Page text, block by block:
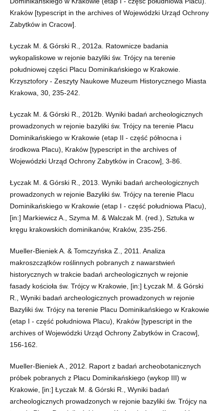
Kraków [typescript in the archives of Wojewódzki Urząd Ochrony
Zabytków in Cracow].
Łyczak M. & Górski R., 2012a. Ratownicze badania
wykopaliskowe w rejonie bazyliki św. Trójcy na terenie
południowej części Placu Dominikańskiego w Krakowie.
Krzysztofory - Zeszyty Naukowe Muzeum Historycznego Miasta
Krakowa, 30, 235-242.
Łyczak M. & Górski R., 2012b. Wyniki badań archeologicznych
prowadzonych w rejonie bazyliki św. Trójcy na terenie Placu
Dominikańskiego w Krakowie (etap II - część północna i
środkowa Placu), Kraków [typescript in the archives of
Wojewódzki Urząd Ochrony Zabytków in Cracow], 3-86.
Łyczak M. & Górski R., 2013. Wyniki badań archeologicznych
prowadzonych w rejonie Bazyliki św. Trójcy na terenie Placu
Dominikańskiego w Krakowie (etap I - część południowa Placu),
[in:] Markiewicz A., Szyma M. & Walczak M. (red.), Sztuka w
kręgu krakowskich dominikanów, Kraków, 235-256.
Mueller-Bieniek A. & Tomczyńska Z., 2011. Analiza
makroszczątków roślinnych pobranych z nawarstwień
historycznych w trakcie badań archeologicznych w rejonie
fasady kościoła św. Trójcy w Krakowie, [in:] Łyczak M. & Górski
R., Wyniki badań archeologicznych prowadzonych w rejonie
Bazyliki św. Trójcy na terenie Placu Dominikańskiego w Krakowie
(etap I - część południowa Placu), Kraków [typescript in the
archives of Wojewódzki Urząd Ochrony Zabytków in Cracow],
156-162.
Mueller-Bieniek A., 2012. Raport z badań archeobotanicznych
próbek pobranych z Placu Dominikańskiego (wykop III) w
Krakowie, [in:] Łyczak M. & Górski R., Wyniki badań
archeologicznych prowadzonych w rejonie bazyliki św. Trójcy na